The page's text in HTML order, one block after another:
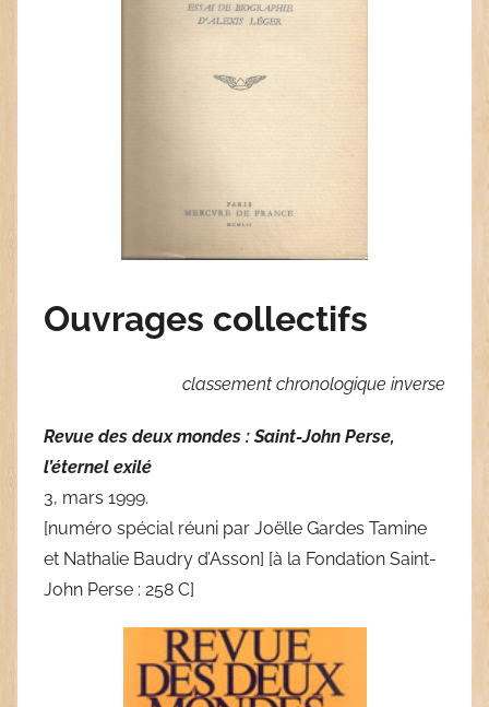
Ouvrages collectifs
classement chronologique inverse
Revue des deux mondes : Saint-John Perse,
l’éternel exilé
3, mars 1999.
[numéro spécial réuni par Joëlle Gardes Tamine
et Nathalie Baudry d’Asson] [à la Fondation Saint-
John Perse : 258 C]